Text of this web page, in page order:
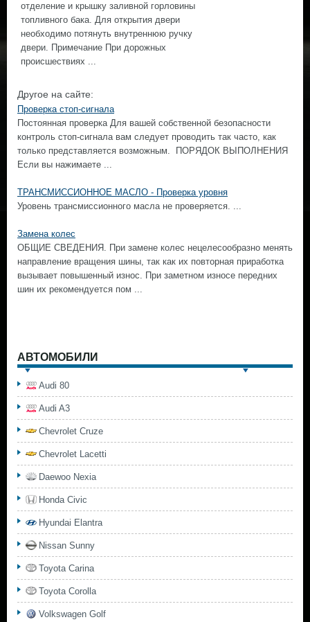
отделение и крышку заливной горловины
топливного бака. Для открытия двери
необходимо потянуть внутреннюю ручку
двери. Примечание При дорожных
происшествиях ...
Другое на сайте:
Проверка стоп-сигнала
Постоянная проверка Для вашей собственной безопасности
контроль стоп-сигнала вам следует проводить так часто, как
только представляется возможным. ПОРЯДОК ВЫПОЛНЕНИЯ
Если вы нажимаете ...
ТРАНСМИССИОННОЕ МАСЛО - Проверка уровня
Уровень трансмиссионного масла не проверяется. ...
Замена колес
ОБЩИЕ СВЕДЕНИЯ. При замене колес нецелесообразно менять
направление вращения шины, так как их повторная приработка
вызывает повышенный износ. При заметном износе передних
шин их рекомендуется пом ...
АВТОМОБИЛИ
Audi 80
Audi A3
Chevrolet Cruze
Chevrolet Lacetti
Daewoo Nexia
Honda Civic
Hyundai Elantra
Nissan Sunny
Toyota Carina
Toyota Corolla
Volkswagen Golf